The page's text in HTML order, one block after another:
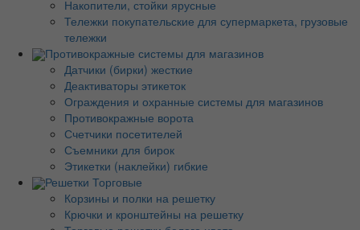
Накопители, стойки ярусные
Тележки покупательские для супермаркета, грузовые
тележки
Противокражные системы для магазинов
Датчики (бирки) жесткие
Деактиваторы этикеток
Ограждения и охранные системы для магазинов
Противокражные ворота
Счетчики посетителей
Съемники для бирок
Этикетки (наклейки) гибкие
Решетки Торговые
Корзины и полки на решетку
Крючки и кронштейны на решетку